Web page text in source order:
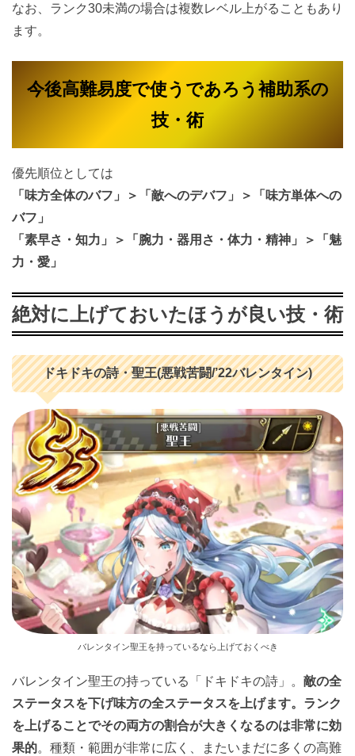
なお、ランク30未満の場合は複数レベル上がることもあり
ます。
今後高難易度で使うであろう補助系の
技・術
優先順位としては
「味方全体のバフ」＞「敵へのデバフ」＞「味方単体への
バフ」
「素早さ・知力」＞「腕力・器用さ・体力・精神」＞「魅
力・愛」
絶対に上げておいたほうが良い技・術
ドキドキの詩・聖王(悪戦苦闘/’22バレンタイン)
バレンタイン聖王を持っているなら上げておくべき
バレンタイン聖王の持っている「ドキドキの詩」。 敵の全
ステータスを下げ味方の全ステータスを上げます。ランク
を上げることでその両方の割合が大きくなるのは非常に効
果的。種類・範囲が非常に広く、またいまだに多くの高難